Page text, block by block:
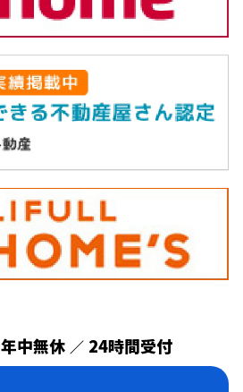
年中無休 ／ 24時間受付